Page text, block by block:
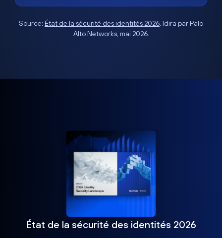
Source: État de la sécurité des identités 2026, Idira par Palo
Alto Networks, mai 2026.
État de la sécurité des identités 2026